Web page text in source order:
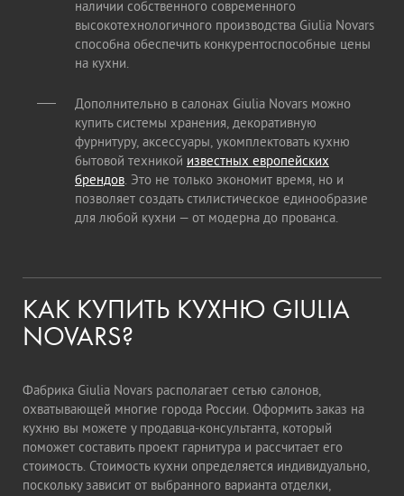
наличии собственного современного
высокотехнологичного производства Giulia Novars
способна обеспечить конкурентоспособные цены
на кухни.
Дополнительно в салонах Giulia Novars можно
купить системы хранения, декоративную
фурнитуру, аксессуары, укомплектовать кухню
бытовой техникой известных европейских
брендов. Это не только экономит время, но и
позволяет создать стилистическое единообразие
для любой кухни — от модерна до прованса.
КАК КУПИТЬ КУХНЮ GIULIA
NOVARS?
Фабрика Giulia Novars располагает сетью салонов,
охватывающей многие города России. Оформить заказ на
кухню вы можете у продавца-консультанта, который
поможет составить проект гарнитура и рассчитает его
стоимость. Стоимость кухни определяется индивидуально,
поскольку зависит от выбранного варианта отделки,